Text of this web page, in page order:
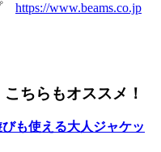
https://www.beams.co.jp
ちらもオススメ！
も使える大人ジャケッ